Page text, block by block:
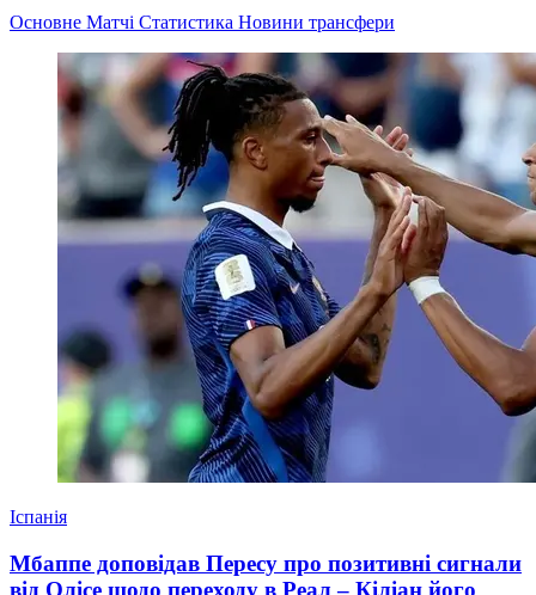
Основне Матчі Статистика Новини трансфери
Іспанія
Мбаппе доповідав Пересу про позитивні сигнали
від Олісе щодо переходу в Реал – Кіліан його